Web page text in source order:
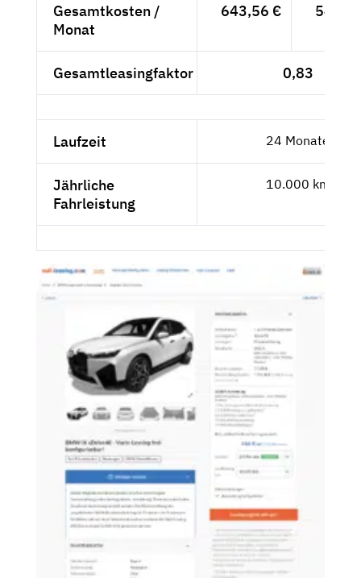
Gesamtkosten /
Monat
643,56 €
Gesamtleasingfaktor 0,83
Laufzeit 24 Monate
Jährliche
Fahrleistung
10.000 km